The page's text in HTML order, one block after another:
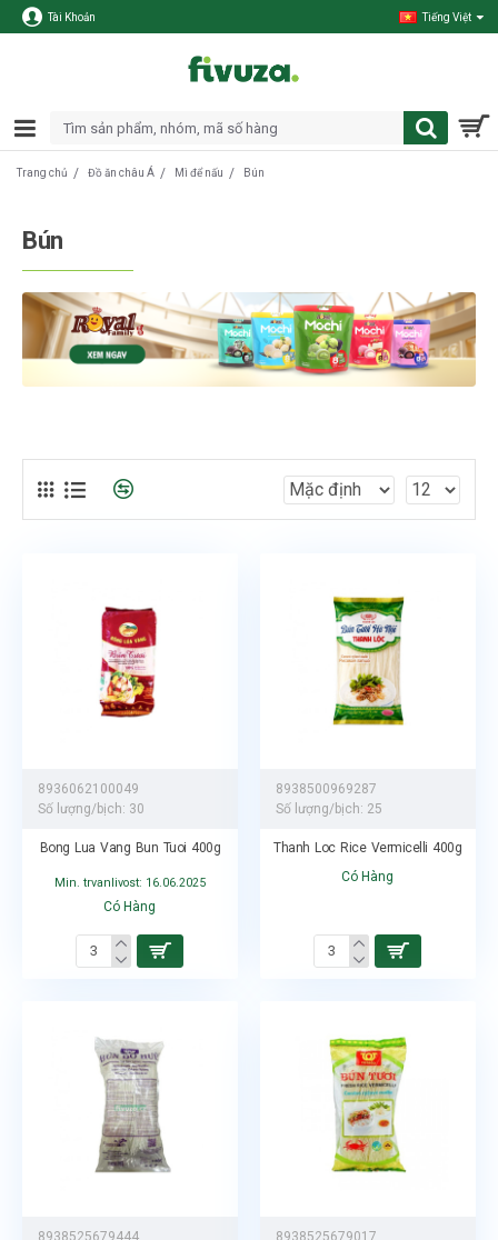
Tài Khoản Tiếng Việt
Trang chủ Đồ ăn châu Á Mì để nấu Bún
Bún
8936062100049
Số lượng/bịch: 30
Bong Lua Vang Bun Tuoi 400g
Min. trvanlivost: 16.06.2025
Có Hàng
8938500969287
Số lượng/bịch: 25
Thanh Loc Rice Vermicelli 400g
Có Hàng
8938525679444
8938525679017